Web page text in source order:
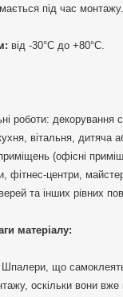
під час монтажу.
від -30°C до +80°C.
роботи: декорування
вітальня, дитяча
(офісні
фітнес-центри,
та інших рівних
матеріалу:
Шпалери, що
оскільки вони